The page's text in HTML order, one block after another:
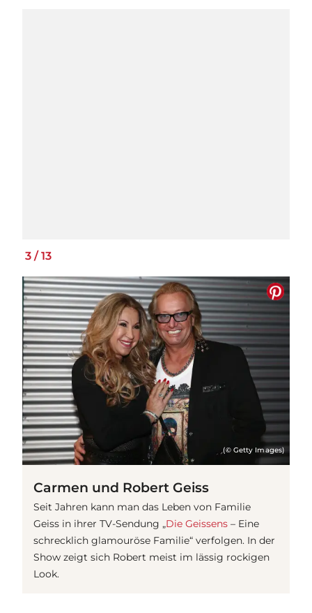
3 /13
(© Getty Images)
Carmen und Robert Geiss
Seit Jahren kann man das Leben von Familie
Geiss in ihrer TV-Sendung „Die Geissens – Eine
schrecklich glamouröse Familie“ verfolgen. In der
Show zeigt sich Robert meist im lässig rockigen
Look.